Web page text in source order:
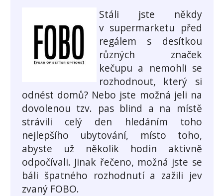
Stáli jste někdy
v supermarketu před
regálem s desítkou
různých značek
kečupu a nemohli se
rozhodnout, který si
odnést domů? Nebo jste možná jeli na
dovolenou tzv. pas blind a na místě
strávili celý den hledáním toho
nejlepšího ubytování, místo toho,
abyste už několik hodin aktivně
odpočívali. Jinak řečeno, možná jste se
báli špatného rozhodnutí a zažili jev
zvaný FOBO.